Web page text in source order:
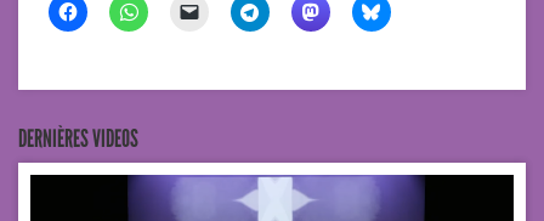
DERNIÈRES VIDEOS